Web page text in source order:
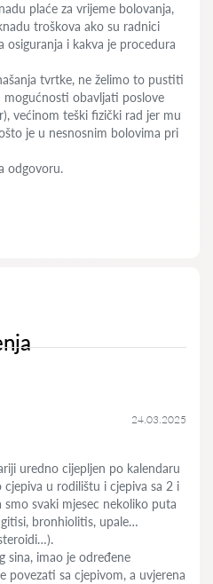
plaće za vrijeme bolovanja,
troškova ako su radnici
i kakva je procedura
tvrtke, ne želimo to pustiti
mogućnosti obavljati poslove
većinom teški fizički rad jer mu
je u nesnosnim bolovima pri
odgovoru.
24.03.2025
uredno cijepljen po kalendaru
u rodilištu i cjepiva sa 2 i
svaki mjesec nekoliko puta
bronhiolitis, upale…
sina, imao je određene
povezati sa cjepivom, a uvjerena